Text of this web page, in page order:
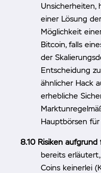
Unsicherheiten,
einer Lösung
Möglichkeit
Bitcoin, falls
der
Entscheidung
ähnlicher Hack
erhebliche
Hauptbörsen
Risiken
bereits
Coins keinerlei